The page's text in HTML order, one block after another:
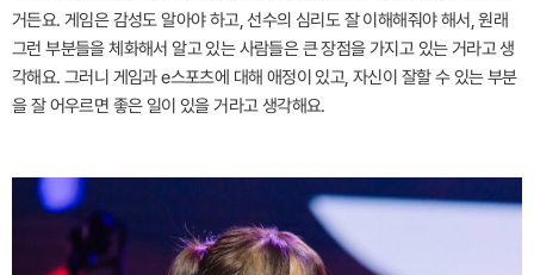
거든요. 게임은 감성도 알아야 하고, 선수의 심리도 잘 이해해줘야 해서, 원래
그런 부분들을 체화해서 알고 있는 사람들은 큰 장점을 가지고 있는 거라고 생
각해요. 그러니 게임과 e스포츠에 대해 애정이 있고, 자신이 잘할 수 있는 부분
을 잘 어우르면 좋은 일이 있을 거라고 생각해요.